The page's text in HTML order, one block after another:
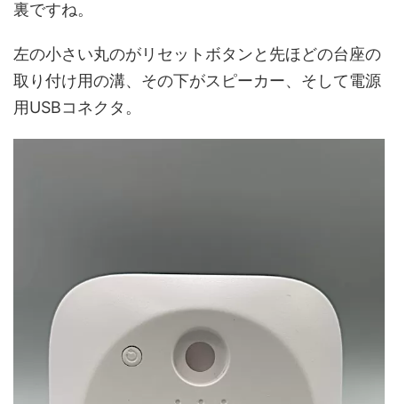
裏ですね。
左の小さい丸のがリセットボタンと先ほどの台座の
取り付け用の溝、その下がスピーカー、そして電源
用USBコネクタ。